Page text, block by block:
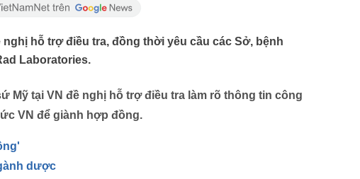
hỗ trợ điều tra, đồng thời yêu cầu các Sở, bệnh
Laboratories.
Mỹ tại VN đề nghị hỗ trợ điều tra làm rõ thông tin công
VN để giành hợp đồng.
dược